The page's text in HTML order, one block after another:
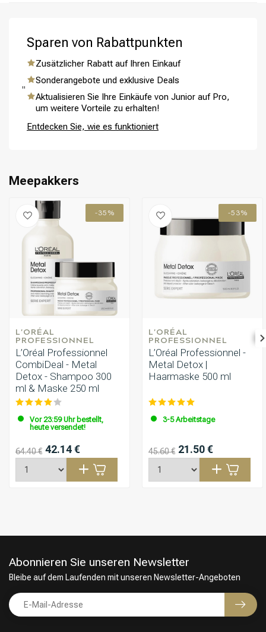
Umformung CombiDeals
"
Sparen von Rabattpunkten
Zusätzlicher Rabatt auf Ihren Einkauf
Sonderangebote und exklusive Deals
Aktualisieren Sie Ihre Einkäufe von Junior auf Pro,
um weitere Vorteile zu erhalten!
Entdecken Sie, wie es funktioniert
Meepakkers
-35%
L'ORÉAL
PROFESSIONNEL
L’Oréal Professionnel
CombiDeal - Metal
Detox - Shampoo 300
ml & Maske 250 ml
Vor 23:59 Uhr bestellt,
heute versendet!
64.40 € 42.14 €
-53%
L'ORÉAL
PROFESSIONNEL
L’Oréal Professionnel -
Metal Detox |
Haarmaske 500 ml
3-5 Arbeitstage
45.60 € 21.50 €
Abonnieren Sie unseren Newsletter
Bleibe auf dem Laufenden mit unseren Newsletter-Angeboten